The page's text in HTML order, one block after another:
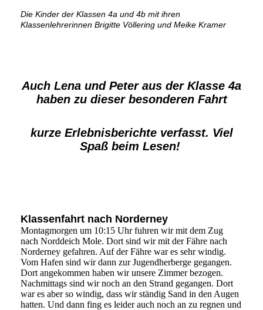
Die Kinder der Klassen 4a und 4b mit ihren
Klassenlehrerinnen Brigitte Völlering und Meike Kramer
Auch Lena und Peter aus der Klasse 4a
haben zu dieser besonderen Fahrt
kurze Erlebnisberichte verfasst. Viel
Spaß beim Lesen!
Klassenfahrt nach Norderney
Montagmorgen um 10:15 Uhr fuhren wir mit dem Zug
nach Norddeich Mole. Dort sind wir mit der Fähre nach
Norderney gefahren. Auf der Fähre war es sehr windig.
Vom Hafen sind wir dann zur Jugendherberge gegangen.
Dort angekommen haben wir unsere Zimmer bezogen.
Nachmittags sind wir noch an den Strand gegangen. Dort
war es aber so windig, dass wir ständig Sand in den Augen
hatten. Und dann fing es leider auch noch an zu regnen und